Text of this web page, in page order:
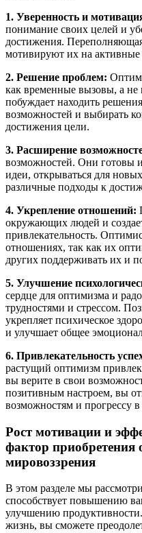
1. Уверенность и
понимание своих целей и
достижения.
мотивируют их на активные
2. Решение проблем:
как временные вызовы, а
побуждает находить
возможностей и выбирать
достижения цели.
3. Расширение
возможностей. Они готовы
идеи, открываться для
различные подходы к
4. Укрепление отношений:
окружающих людей и
привлекательность.
отношениях, так как их
других поддерживать их и
5. Улучшение
сердце для оптимизма и
трудностями и стрессом.
укрепляет психическое
и улучшает общее
6. Привлекательность
растущий оптимизм
вы верите в свои
позитивным настроем, вы
возможностям и прогрессу
Рост мотивации и
фактор приобретения
мировоззрения
В этом разделе мы
способствует повышению
улучшению
жизнь, вы сможете